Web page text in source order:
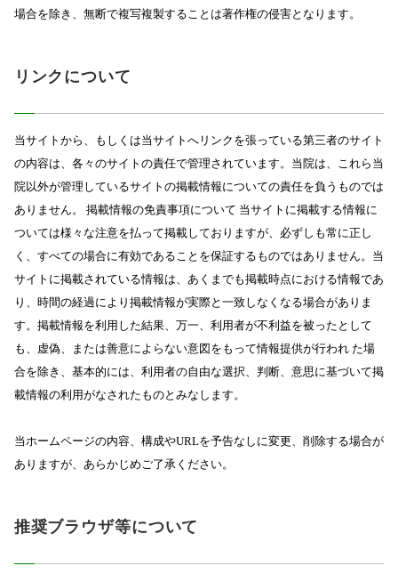
場合を除き、無断で複写複製することは著作権の侵害となります。
リンクについて
当サイトから、もしくは当サイトへリンクを張っている第三者のサイト
の内容は、各々のサイトの責任で管理されています。当院は、これら当
院以外が管理しているサイトの掲載情報についての責任を負うものでは
ありません。 掲載情報の免責事項について 当サイトに掲載する情報に
ついては様々な注意を払って掲載しておりますが、必ずしも常に正し
く、すべての場合に有効であることを保証するものではありません。当
サイトに掲載されている情報は、あくまでも掲載時点における情報であ
り、時間の経過により掲載情報が実際と一致しなくなる場合がありま
す。掲載情報を利用した結果、万一、利用者が不利益を被ったとして
も、虚偽、または善意によらない意図をもって情報提供が行われ た場
合を除き、基本的には、利用者の自由な選択、判断、意思に基づいて掲
載情報の利用がなされたものとみなします。
当ホームページの内容、構成やURLを予告なしに変更、削除する場合が
ありますが、あらかじめご了承ください。
推奨ブラウザ等について